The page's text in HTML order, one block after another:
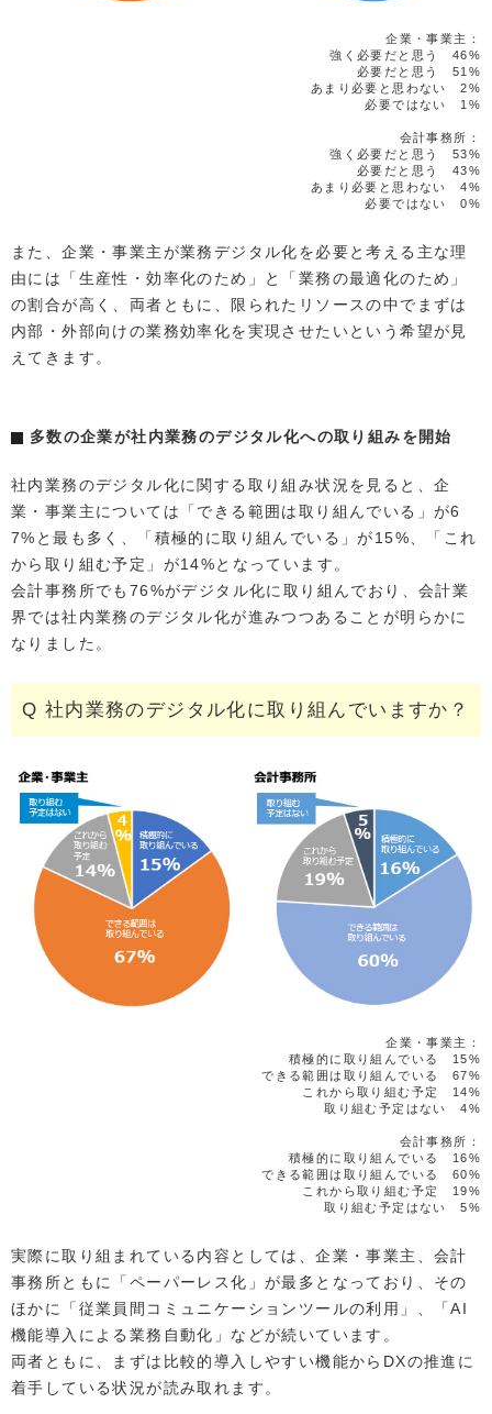
企業・事業主：
強く必要だと思う 46%
必要だと思う 51%
あまり必要と思わない 2%
必要ではない 1%
会計事務所：
強く必要だと思う 53%
必要だと思う 43%
あまり必要と思わない 4%
必要ではない 0%
また、企業・事業主が業務デジタル化を必要と考える主な理
由には「生産性・効率化のため」と「業務の最適化のため」
の割合が高く、両者ともに、限られたリソースの中でまずは
内部・外部向けの業務効率化を実現させたいという希望が見
えてきます。
多数の企業が社内業務のデジタル化への取り組みを開始
社内業務のデジタル化に関する取り組み状況を見ると、企
業・事業主については「できる範囲は取り組んでいる」が6
7%と最も多く、「積極的に取り組んでいる」が15%、「これ
から取り組む予定」が14%となっています。
会計事務所でも76%がデジタル化に取り組んでおり、会計業
界では社内業務のデジタル化が進みつつあることが明らかに
なりました。
Q 社内業務のデジタル化に取り組んでいますか？
企業・事業主：
積極的に取り組んでいる 15%
できる範囲は取り組んでいる 67%
これから取り組む予定 14%
取り組む予定はない 4%
会計事務所：
積極的に取り組んでいる 16%
できる範囲は取り組んでいる 60%
これから取り組む予定 19%
取り組む予定はない 5%
実際に取り組まれている内容としては、企業・事業主、会計
事務所ともに「ペーパーレス化」が最多となっており、その
ほかに「従業員間コミュニケーションツールの利用」、「AI
機能導入による業務自動化」などが続いています。
両者ともに、まずは比較的導入しやすい機能からDXの推進に
着手している状況が読み取れます。